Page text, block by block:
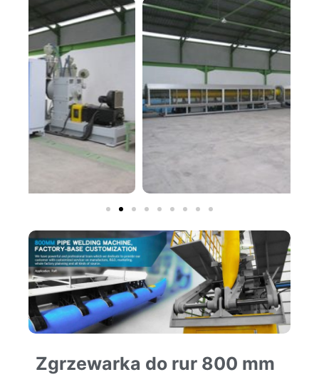
Zgrzewarka do rur 800 mm